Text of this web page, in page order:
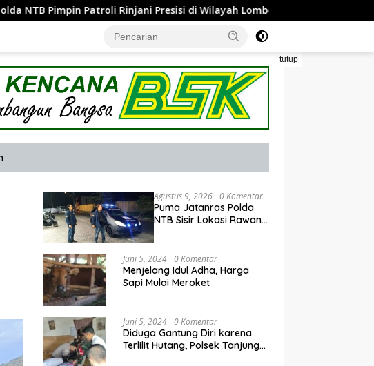
Rinjani Presisi di Wilayah Lombok Tengah Bhabinkamtibmas
tutup
Agustus 9, 2026 0 Komentar
Puma Jatanras Polda
NTB Sisir Lokasi Rawan
Juni 5, 2024 0 Komentar
Menjelang Idul Adha, Harga
Sapi Mulai Meroket
Juni 5, 2024 0 Komentar
Diduga Gantung Diri karena
Terlilit Hutang, Polsek Tanjung